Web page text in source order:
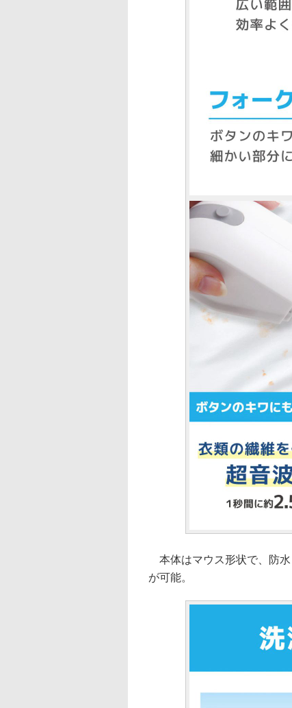
本体はマウス形状で、防
が可能。